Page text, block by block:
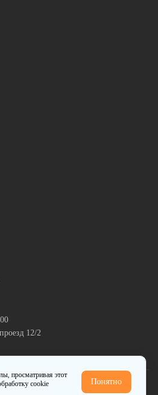
12/2
просматривая этот
cookie Понятно